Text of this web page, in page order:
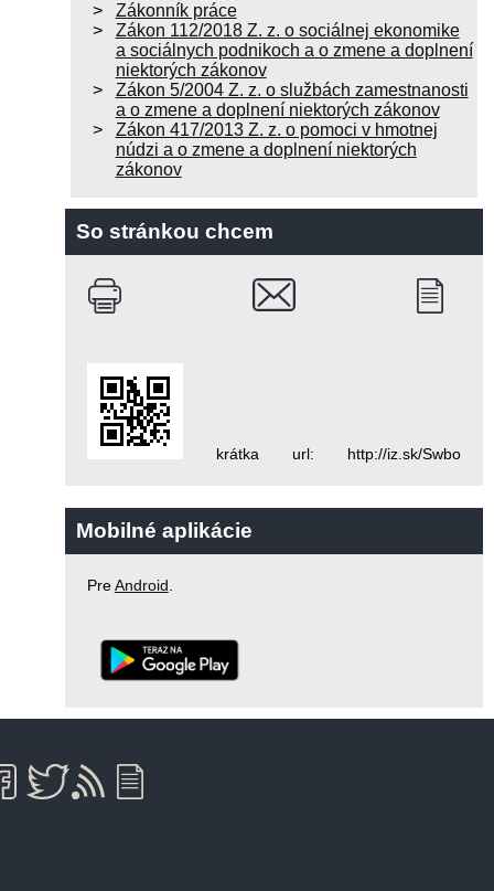
Zákonník práce
Zákon 112/2018 Z. z. o sociálnej ekonomike
a sociálnych podnikoch a o zmene a doplnení
niektorých zákonov
Zákon 5/2004 Z. z. o službách zamestnanosti
a o zmene a doplnení niektorých zákonov
Zákon 417/2013 Z. z. o pomoci v hmotnej
núdzi a o zmene a doplnení niektorých
zákonov
So stránkou chcem
krátka url: http://iz.sk/Swbo
Mobilné aplikácie
PreAndroid